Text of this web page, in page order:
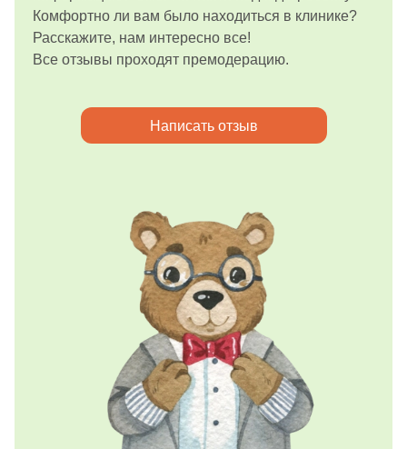
Комфортно ли вам было находиться в клинике?
Расскажите, нам интересно все!
Все отзывы проходят премодерацию.
Написать отзыв